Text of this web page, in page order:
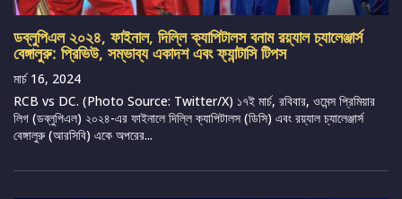
ডব্লুপিএল ২০২৪, ফাইনাল, দিল্লি ক্যাপিটালস বনাম রয়্যাল চ্যালেঞ্জার্স
বেঙ্গালুরু: প্রিভিউ, সম্ভাব্য একাদশ এবং ফ্যান্টাসি টিপস
মার্চ 16, 2024
RCB vs DC. (Photo Source: Twitter/X) ১৭ই মার্চ, রবিবার, ওমেন্স প্রিমিয়ার
লিগ (ডব্লুপিএল) ২০২৪-এর ফাইনালে দিল্লি ক্যাপিটালস (ডিসি) এবং রয়্যাল চ্যালেঞ্জার্স
বেঙ্গালুরু (আরসিবি) একে অপরের...